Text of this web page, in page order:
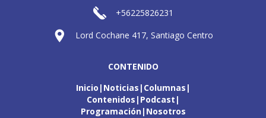
+56225826231
Lord Cochane 417, Santiago Centro
CONTENIDO
Inicio Noticias Columnas
Contenidos Podcast
Programación Nosotros